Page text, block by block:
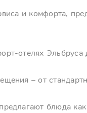
и комфорта,
отелях Эльбруса
– от
блюда